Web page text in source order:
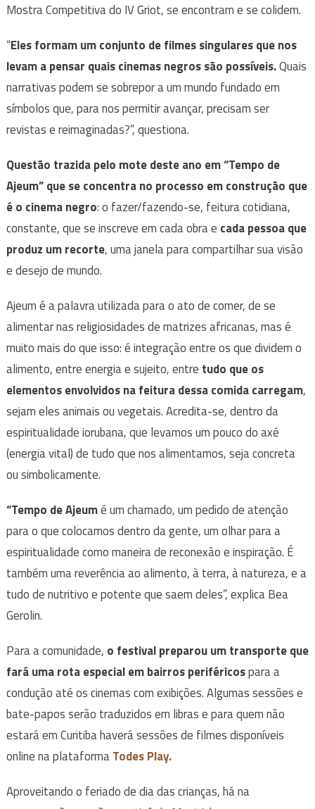
Mostra Competitiva do IV Griot, se encontram e se colidem.
“Eles formam um conjunto de filmes singulares que nos
levam a pensar quais cinemas negros são possíveis.Quais
narrativas podem se sobrepor a um mundo fundado em
símbolos que, para nos permitir avançar, precisam ser
revistas e reimaginadas?”, questiona.
Questão trazida pelo mote deste ano em “Tempo de
Ajeum” que se concentra no processo em construção que
é o cinema negro: o fazer/fazendo-se, feitura cotidiana,
constante, que se inscreve em cada obra e cada pessoa que
produz um recorte, uma janela para compartilhar sua visão
e desejo de mundo.
Ajeum é a palavra utilizada para o ato de comer, de se
alimentar nas religiosidades de matrizes africanas, mas é
muito mais do que isso: é integração entre os que dividem o
alimento, entre energia e sujeito, entre tudo que os
elementos envolvidos na feitura dessa comida carregam,
sejam eles animais ou vegetais. Acredita-se, dentro da
espiritualidade iorubana, que levamos um pouco do axé
(energia vital) de tudo que nos alimentamos, seja concreta
ou simbolicamente.
“Tempo de Ajeumé um chamado, um pedido de atenção
para o que colocamos dentro da gente, um olhar para a
espiritualidade como maneira de reconexão e inspiração. É
também uma reverência ao alimento, à terra, à natureza, e a
tudo de nutritivo e potente que saem deles”, explica Bea
Gerolin.
Para a comunidade, o festival preparou um transporte que
fará uma rota especial em bairros periféricospara a
condução até os cinemas com exibições. Algumas sessões e
bate-papos serão traduzidos em libras e para quem não
estará em Curitiba haverá sessões de filmes disponíveis
online na plataformaTodes Play.
Aproveitando o feriado de dia das crianças, há na